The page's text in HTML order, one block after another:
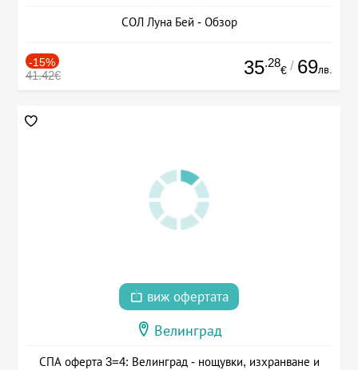
СОЛ Луна Бей - Обзор
-15%
41.42€ 35.28
€ / 69лв.
виж офертата
Велинград
СПА оферта 3=4: Велинград - нощувки, изхранване и